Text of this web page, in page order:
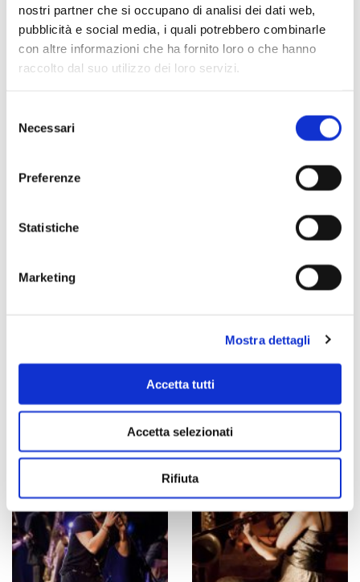
nostri partner che si occupano di analisi dei dati web,
pubblicità e social media, i quali potrebbero combinarle
con altre informazioni che ha fornito loro o che hanno
raccolto dal suo utilizzo dei loro servizi.
delNecessari
Preferenze
Statistiche
Marketing
Mostra dettagli
Accetta tutti
Accetta selezionati
Rifiuta